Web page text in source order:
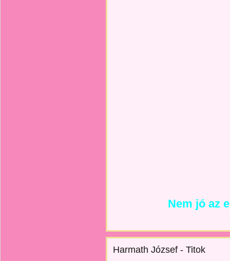
Nem jó az
Harmath József - Titok